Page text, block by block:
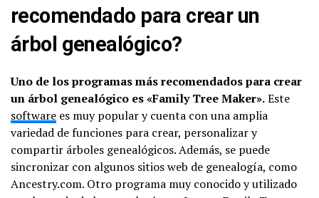
recomendado para crear un
árbol genealógico?
Uno de los programas más recomendados para crear
un árbol genealógico es «Family Tree Maker».Este
software es muy popular y cuenta con una amplia
variedad de funciones para crear, personalizar y
compartir árboles genealógicos. Además, se puede
sincronizar con algunos sitios web de genealogía, como
Ancestry.com. Otro programa muy conocido y utilizado